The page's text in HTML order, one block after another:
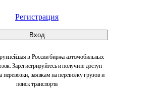
Регистрация
Вход
в России биржа автомобильных
Зарегистрируйтесь и получите доступ
перевозки, заявкам на перевозку грузов и
поиск транспорта